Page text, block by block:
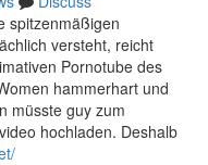
spitzenmäßigen
versteht, reicht
Pornotube des
hammerhart und
müsste guy zum
hochladen. Deshalb